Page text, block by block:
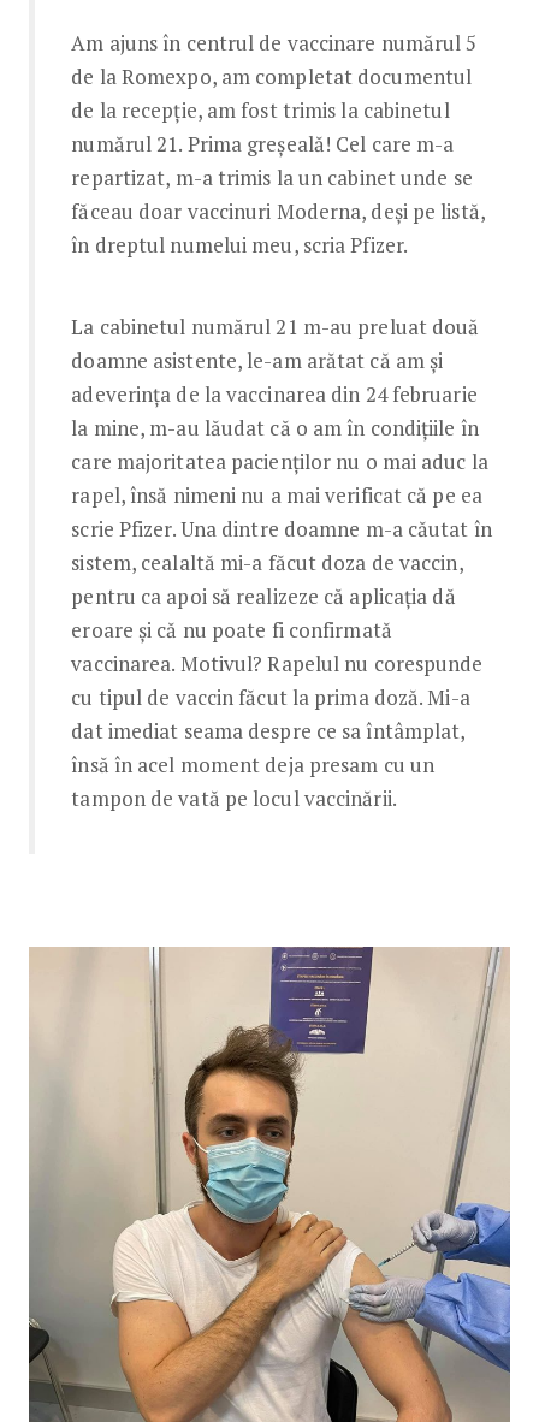
Am ajuns în centrul de vaccinare numărul 5
de la Romexpo, am completat documentul
de la recepție, am fost trimis la cabinetul
numărul 21. Prima greșeală! Cel care m-a
repartizat, m-a trimis la un cabinet unde se
făceau doar vaccinuri Moderna, deși pe listă,
în dreptul numelui meu, scria Pfizer.
La cabinetul numărul 21 m-au preluat două
doamne asistente, le-am arătat că am și
adeverința de la vaccinarea din 24 februarie
la mine, m-au lăudat că o am în condițiile în
care majoritatea pacienților nu o mai aduc la
rapel, însă nimeni nu a mai verificat că pe ea
scrie Pfizer. Una dintre doamne m-a căutat în
sistem, cealaltă mi-a făcut doza de vaccin,
pentru ca apoi să realizeze că aplicația dă
eroare și că nu poate fi confirmată
vaccinarea. Motivul? Rapelul nu corespunde
cu tipul de vaccin făcut la prima doză. Mi-a
dat imediat seama despre ce sa întâmplat,
însă în acel moment deja presam cu un
tampon de vată pe locul vaccinării.